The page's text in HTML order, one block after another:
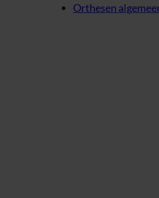
Orthesen